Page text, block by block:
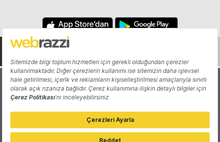
Hakkında Yazarlar
Katkıda Bulun Reklam